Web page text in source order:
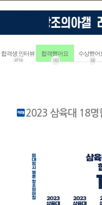
합격생 인터뷰
4114
합격했어요
183
수상했어
68
2023 삼육대 18명